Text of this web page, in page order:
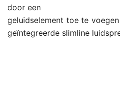
door een
geluidselement toe te
geïntegreerde slimline